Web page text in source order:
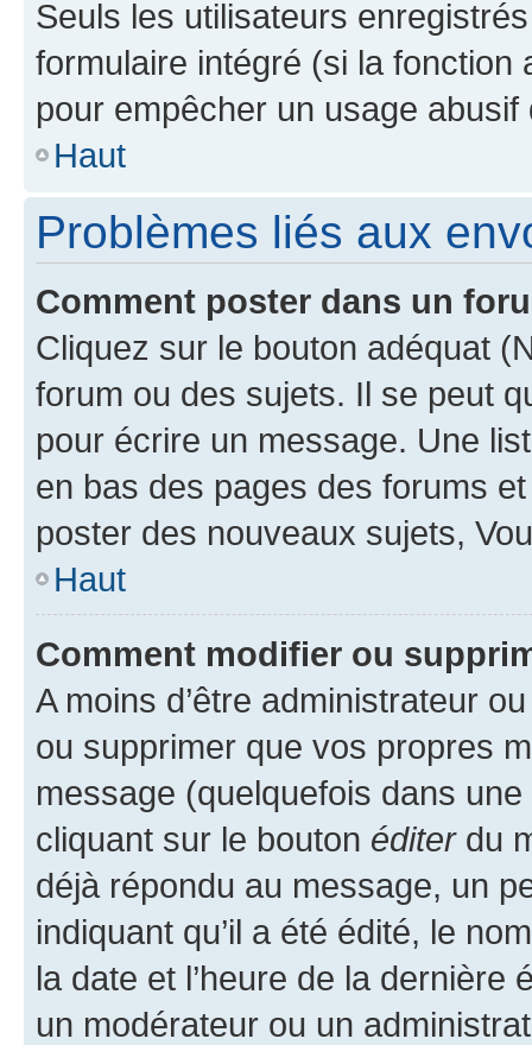
Seuls les utilisateurs
formulaire intégré (si la fonction
pour empêcher un usage
Haut
Problèmes liés aux
Comment poster dans un
Cliquez sur le bouton adéquat
forum ou des sujets. Il se peut
pour écrire un message. Une
en bas des pages des forums
poster des nouveaux sujets,
Haut
Comment modifier ou
A moins d’être administrateur
ou supprimer que vos propres
message (quelquefois dans
cliquant sur le bouton éditerdu
déjà répondu au message, un
indiquant qu’il a été édité, le
la date et l’heure de la dernière
un modérateur ou un